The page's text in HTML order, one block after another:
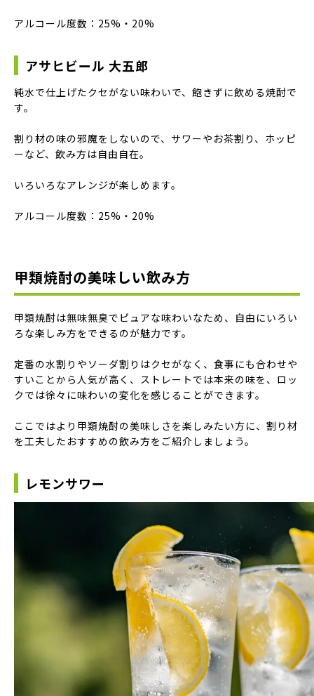
アルコール度数：25%・20%
アサヒビール 大五郎
純水で仕上げたクセがない味わいで、飽きずに飲める焼酎で
す。
割り材の味の邪魔をしないので、サワーやお茶割り、ホッピ
ーなど、飲み方は自由自在。
いろいろなアレンジが楽しめます。
アルコール度数：25%・20%
甲類焼酎の美味しい飲み方
甲類焼酎は無味無臭でピュアな味わいなため、自由にいろい
ろな楽しみ方をできるのが魅力です。
定番の水割りやソーダ割りはクセがなく、食事にも合わせや
すいことから人気が高く、ストレートでは本来の味を、ロッ
クでは徐々に味わいの変化を感じることができます。
ここではより甲類焼酎の美味しさを楽しみたい方に、割り材
を工夫したおすすめの飲み方をご紹介しましょう。
レモンサワー